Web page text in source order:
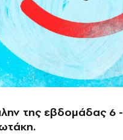
της εβδομάδας 6